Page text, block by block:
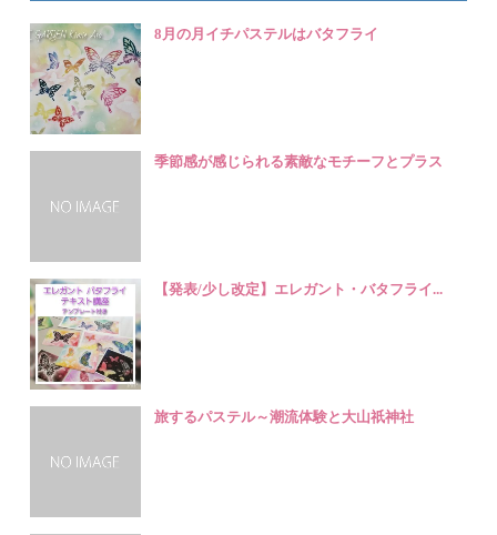
8月の月イチパステルはバタフライ
季節感が感じられる素敵なモチーフとプラス
【発表/少し改定】エレガント・バタフライ...
旅するパステル～潮流体験と大山祇神社